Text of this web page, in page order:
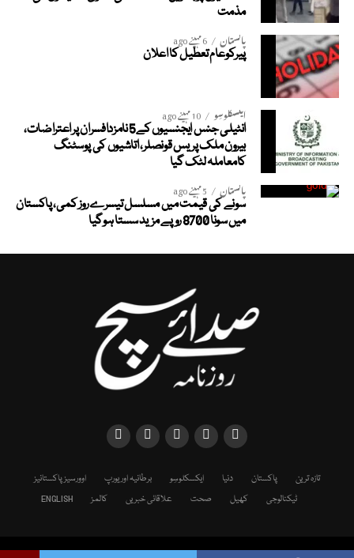
مذمت
پاکستان 6 مہینے ago
پیرکوعام تعطیل کا اعلان
ایکسکلوسِو 10 مہینے ago
انٹیلی جنس ایجنسیوں کے5 نامزدافسران پر اعتراضات،
بیرون ملک پریس قونصلر، اتاشیوں کی پوسٹنگ
کامعاملہ لٹک گیا
پاکستان 5 مہینے ago
سونے کی قیمت میں مسلسل تیسرے روز کمی، پاکستان
میں سونا 8700 روپے مزید سستا ہوگیا
تازہ ترین پاکستان دنیا ایکسکلوسِو برطانیہ اور یورپ
اوورسیز پاکستانیز
ٹیکنالوجی
کھیل صحت علاقائی خبریں کالمز ENGLISH